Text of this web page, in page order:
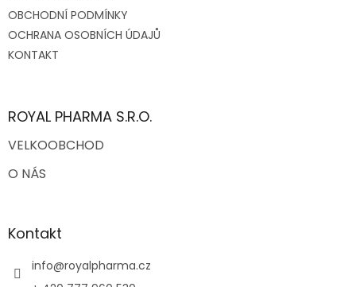
OBCHODNÍ PODMÍNKY
OCHRANA OSOBNÍCH ÚDAJŮ
KONTAKT
ROYAL PHARMA S.R.O.
VELKOOBCHOD
O NÁS
Kontakt
info@royalpharma.cz